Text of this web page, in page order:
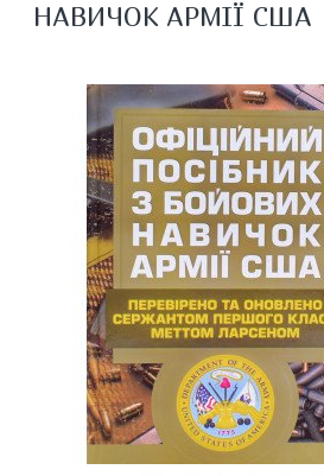
НАВИЧОК АРМІЇ США